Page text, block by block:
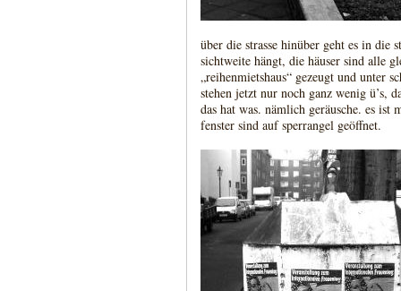
über die strasse hinüber geht es in die
sichtweite hängt, die häuser sind alle
„reihenmietshaus“ gezeugt und unter
stehen jetzt nur noch ganz wenig ü’s,
das hat was. nämlich geräusche. es
fenster sind auf sperrangel geöffnet.